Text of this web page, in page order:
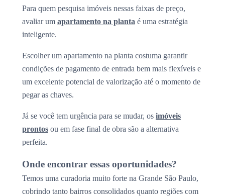
Para quem pesquisa imóveis nessas faixas de preço,
avaliar um apartamento na planta é uma estratégia
inteligente.
Escolher um apartamento na planta costuma garantir
condições de pagamento de entrada bem mais flexíveis e
um excelente potencial de valorização até o momento de
pegar as chaves.
Já se você tem urgência para se mudar, os imóveis
prontos ou em fase final de obra são a alternativa
perfeita.
Onde encontrar essas oportunidades?
Temos uma curadoria muito forte na Grande São Paulo,
cobrindo tanto bairros consolidados quanto regiões com